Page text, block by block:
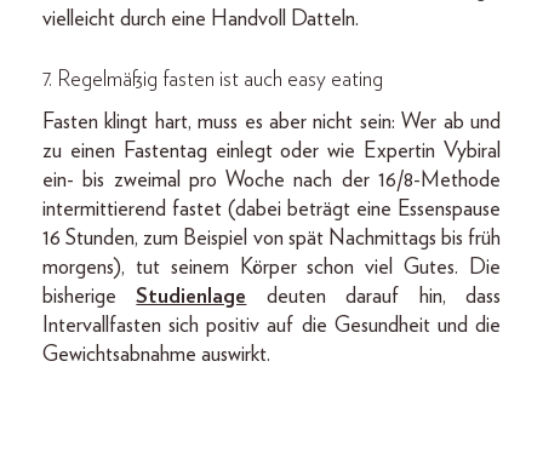
vielleicht durch eine Handvoll Datteln.
7. Regelmäßig fasten ist auch easy eating
Fasten klingt hart, muss es aber nicht sein: Wer ab und
zu einen Fastentag einlegt oder wie Expertin Vybiral
ein- bis zweimal pro Woche nach der 16/8-Methode
intermittierend fastet (dabei beträgt eine Essenspause
16 Stunden, zum Beispiel von spät Nachmittags bis früh
morgens), tut seinem Körper schon viel Gutes. Die
bisherigeStudienlage deuten darauf hin, dass
Intervallfasten sich positiv auf die Gesundheit und die
Gewichtsabnahme auswirkt.